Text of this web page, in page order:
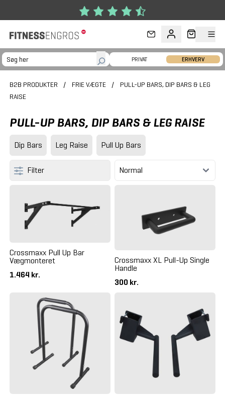
PRIVAT ERHVERV
B2B PRODUKTER / FRIE VÆGTE /
PULL-UP BARS, DIP BARS & LEG
RAISE
PULL-UP BARS, DIP BARS & LEG RAISE
Dip Bars Leg Raise Pull Up Bars
Filter
Crossmaxx Pull Up Bar
Vægmonteret
1.464 kr.
Crossmaxx XL Pull-Up Single
Handle
300 kr.